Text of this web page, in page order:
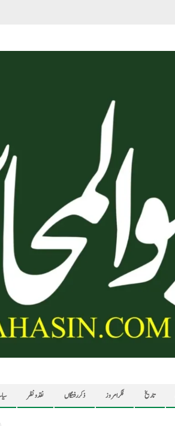
نقد ونظر ذکر رفتگاں فکر امروز تاریخ